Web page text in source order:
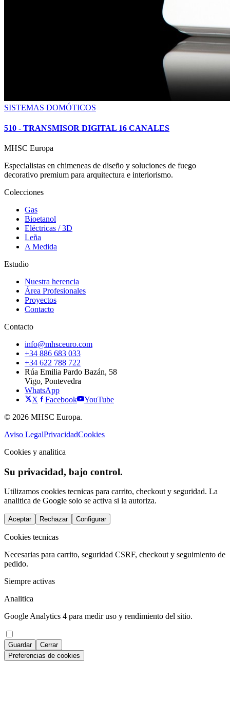
SISTEMAS DOMÓTICOS
510 - TRANSMISOR DIGITAL 16 CANALES
MHSC Europa
Especialistas en chimeneas de diseño y soluciones de fuego
decorativo premium para arquitectura e interiorismo.
Colecciones
Gas
Bioetanol
Eléctricas / 3D
Leña
A Medida
Estudio
Nuestra herencia
Área Profesionales
Proyectos
Contacto
Contacto
info@mhsceuro.com
+34 886 683 033
+34 622 788 722
Rúa Emilia Pardo Bazán, 58
Vigo, Pontevedra
WhatsApp
X
Facebook
YouTube
© 2026 MHSC Europa.
Aviso LegalPrivacidadCookies
Cookies y analitica
Su privacidad, bajo control.
Utilizamos cookies tecnicas para carrito, checkout y seguridad. La
analitica de Google solo se activa si la autoriza.
Aceptar Rechazar Configurar
Cookies tecnicas
Necesarias para carrito, seguridad CSRF, checkout y seguimiento de
pedido.
Siempre activas
Analitica
Google Analytics 4 para medir uso y rendimiento del sitio.
Guardar
Cerrar
Preferencias de cookies